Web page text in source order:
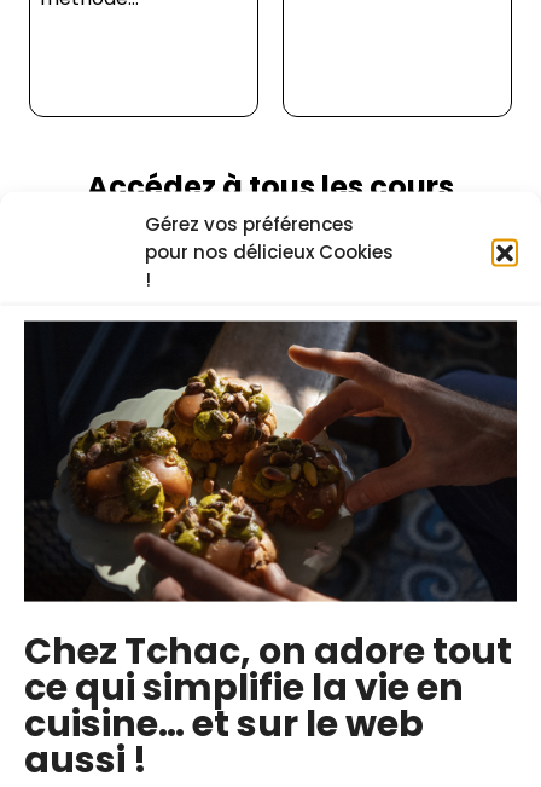
Gérez vos préférences
pour nos délicieux Cookies
!
Chez Tchac, on adore tout
ce qui simplifie la vie en
cuisine… et sur le web
aussi !
Accédez à tous les cours
Pour voir cette recette ainsi que toutes les
autres, choisissez une formule
la plus populaire
Formule passion
4€par mois
Essai de 14 jours offert . Sans pré-
paiement
Accès illimité à +500 cours vidéos
Téléchargement des fiches
techniques